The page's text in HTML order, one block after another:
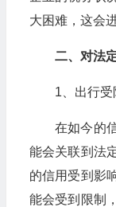
大困难，这会
二、对法
1、出行受
在如今的
能会关联到法
的信用受到影
能会受到限制